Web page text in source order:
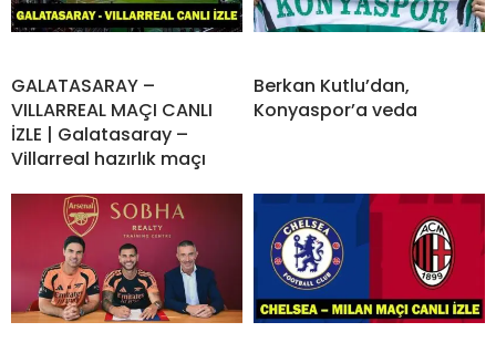
GALATASARAY –
VILLARREAL MAÇI CANLI
İZLE | Galatasaray –
Villarreal hazırlık maçı
Berkan Kutlu’dan,
Konyaspor’a veda